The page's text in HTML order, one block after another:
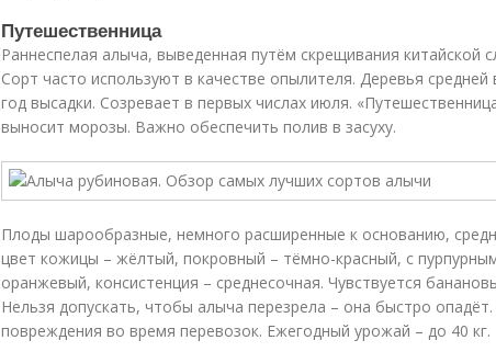
Путешественница
Раннеспелая алыча, выведенная путём скрещивания китайской
Сорт часто используют в качестве опылителя. Деревья
год высадки. Созревает в первых числах июля.
выносит морозы. Важно обеспечить полив в засуху.
Плоды шарообразные, немного расширенные к основанию,
цвет кожицы – жёлтый, покровный – тёмно-красный, с
оранжевый, консистенция – среднесочная. Чувствуется
Нельзя допускать, чтобы алыча перезрела – она быстро
повреждения во время перевозок. Ежегодный урожай – до 40 кг.